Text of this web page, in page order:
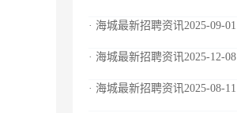
· 海城最新招聘资讯2025-09-01
· 海城最新招聘资讯2025-12-08
· 海城最新招聘资讯2025-08-11